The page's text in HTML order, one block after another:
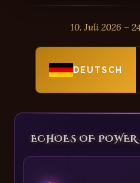
10. Juli 2026 –
DEUTSCH
ECHOES OF POWER